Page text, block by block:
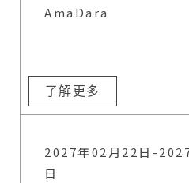
AmaDara
了解更多
2027年02月22日-
日